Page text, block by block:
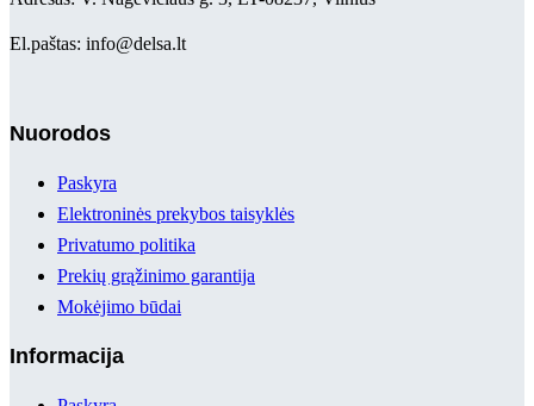
El.paštas: info@delsa.lt
Nuorodos
Paskyra
Elektroninės prekybos taisyklės
Privatumo politika
Prekių grąžinimo garantija
Mokėjimo būdai
Informacija